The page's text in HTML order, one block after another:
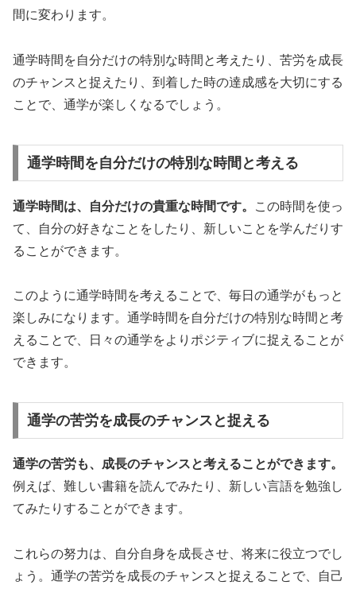
間に変わります。
通学時間を自分だけの特別な時間と考えたり、苦労を成長
のチャンスと捉えたり、到着した時の達成感を大切にする
ことで、通学が楽しくなるでしょう。
通学時間を自分だけの特別な時間と考える
通学時間は、自分だけの貴重な時間です。
この時間を使っ
て、自分の好きなことをしたり、新しいことを学んだりす
ることができます。
このように通学時間を考えることで、毎日の通学がもっと
楽しみになります。 通学時間を自分だけの特別な時間と考
えることで、日々の通学をよりポジティブに捉えることが
できます。
通学の苦労を成長のチャンスと捉える
通学の苦労も、成長のチャンスと考えることができます。
例えば、難しい書籍を読んでみたり、新しい言語を勉強し
てみたりすることができます。
これらの努力は、自分自身を成長させ、将来に役立つでし
ょう。 通学の苦労を成長のチャンスと捉えることで、自己